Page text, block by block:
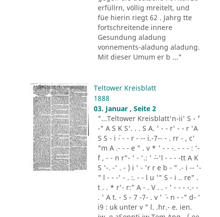
erfüllrn, völlig mreitelt, und
füe hierin riegt 62 . Jahrg tte
fortschreitende innere
Gesundung aladung
vonnements-aladung aladung.
Mit dieser Umum er b ..."
Teltower Kreisblatt
1888
03. Januar , Seite 2
"...Teltower Kreisblatt'n-ii' S - ´'
-" A S K S'. . . S A. ' - - r' - - r 'A
S S - i ´- - - r - -- i.-7-- - . rr - , c'
"m A .- - - e " . v * ' - - -. - - - : '-
f , - - n r"- ' - '.: ' ´--'l - - - -tt A K
S '-. -' . - ) i ' - 'r r e b - " .- i -- '-
" l - - -' - . :. - - l u '" S - i .. re" .
t . . * r'- r:" A - . V . . - ' - - - -.- -
. ' A t. - S - 7 -7- . v ' ´ - n - -" d- '
i9 : uk unter v " l. .hr.- e. ien.